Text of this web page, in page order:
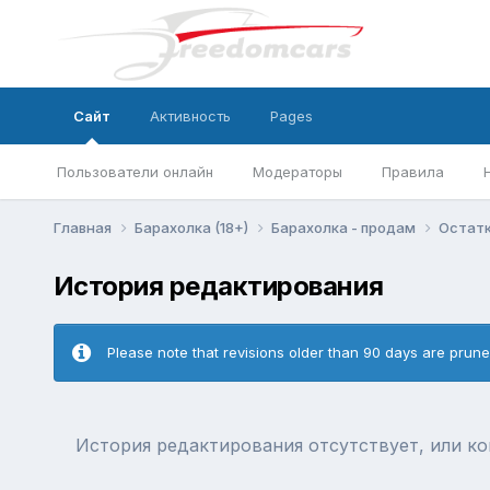
Сайт
Пользователи онлайн Модераторы Правила
Активность Pages
Главная Барахолка (18+) Барахолка - продам
История редактирования
Please note that revisions older than 90 days are
История редактирования отсутствует, или